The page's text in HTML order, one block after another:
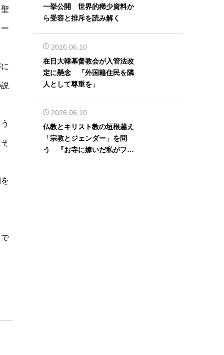
一挙公開 世界的稀少資料か
ら受容と排斥を読み解く
2026.06.10
在日大韓基督教会が入管法改
定に懸念 「外国籍住民を隣
人として尊重を」
2026.06.10
仏教とキリスト教の垣根越え
「宗教とジェンダー」を問
う 『お寺に嫁いだ私がフェ